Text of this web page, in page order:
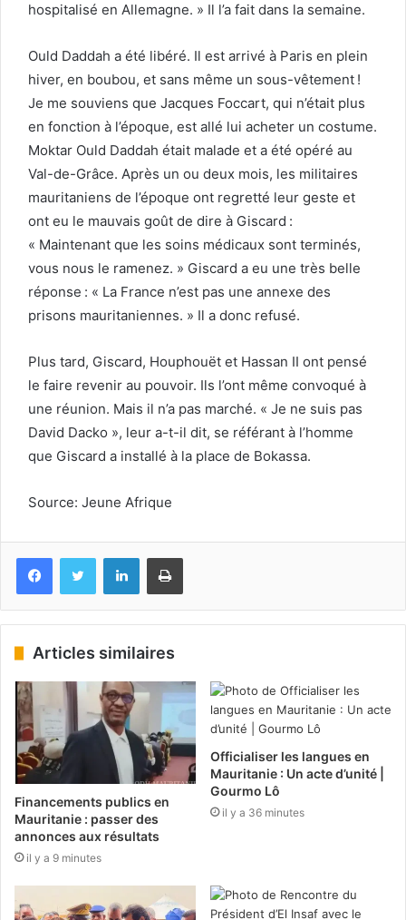
hospitalisé en Allemagne. » Il l’a fait dans la semaine.
Ould Daddah a été libéré. Il est arrivé à Paris en plein
hiver, en boubou, et sans même un sous-vêtement !
Je me souviens que Jacques Foccart, qui n’était plus
en fonction à l’époque, est allé lui acheter un costume.
Moktar Ould Daddah­ était malade et a été opéré au
Val-de-Grâce. Après un ou deux mois, les militaires
mauritaniens de l’époque ont regretté leur geste et
ont eu le mauvais goût de dire à Giscard :
« Maintenant que les soins médicaux sont terminés,
vous nous le ramenez. » Giscard a eu une très belle
réponse : « La France n’est pas une annexe des
prisons mauritaniennes. » Il a donc refusé.
Plus tard, Giscard, Houphouët et Hassan II ont pensé
le faire revenir au pouvoir. Ils l’ont même convoqué à
une réunion. Mais il n’a pas marché. « Je ne suis pas
David Dacko », leur a-t-il dit, se référant à l’homme
que Giscard a installé à la place de Bokassa.
Source: Jeune Afrique
FacebookTwitter LinkedinImprimer
Articles similaires
Financements publics en
Mauritanie : passer des
annonces aux résultats
il y a 9 minutes
Officialiser les langues en
Mauritanie : Un acte d’unité |
Gourmo Lô
il y a 36 minutes